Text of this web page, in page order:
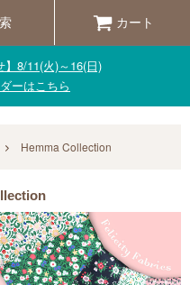
カート
】8/11(火)～16(日)
ーはこちら
Hemma Collection